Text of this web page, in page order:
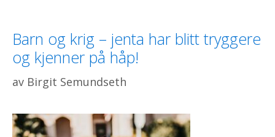
Barn og krig – jenta har blitt tryggere
og kjenner på håp!
av Birgit Semundseth